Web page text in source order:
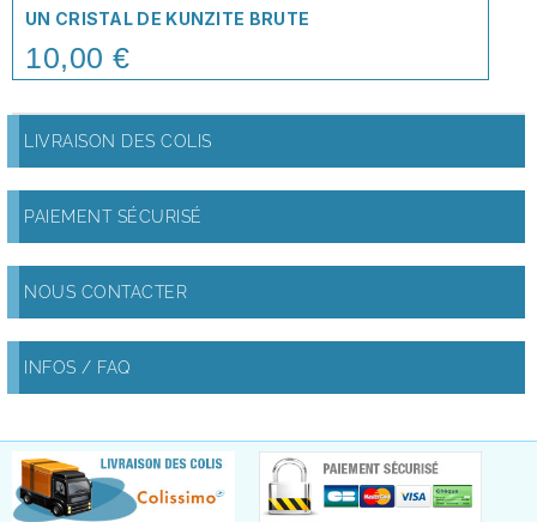
UN CRISTAL DE KUNZITE BRUTE
Price
10,00 €
LIVRAISON DES COLIS
PAIEMENT SÉCURISÉ
NOUS CONTACTER
INFOS / FAQ